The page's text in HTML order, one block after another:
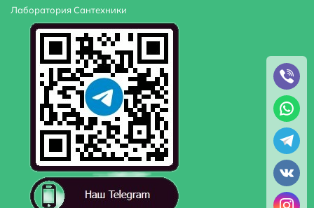
Лаборатория Сантехники